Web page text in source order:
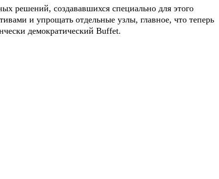
решений, создававшихся специально для этого
и упрощать отдельные узлы, главное, что теперь
демократический Buffet.